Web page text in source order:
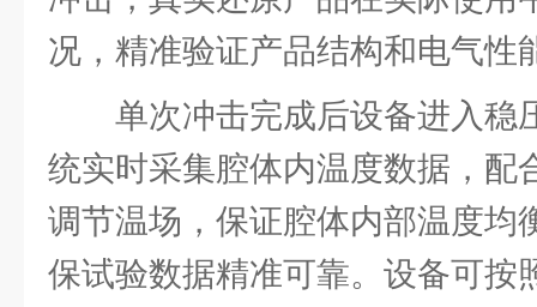
况，精准验证产品结构和电气性
单次冲击完成后设备进入稳
统实时采集腔体内温度数据，配
调节温场，保证腔体内部温度均
保试验数据精准可靠。设备可按